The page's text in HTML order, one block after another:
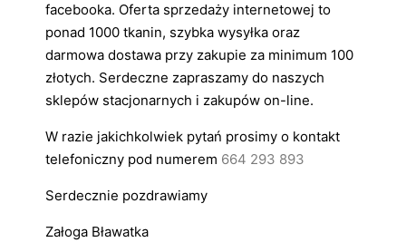
facebooka. Oferta sprzedaży internetowej to
ponad 1000 tkanin, szybka wysyłka oraz
darmowa dostawa przy zakupie za minimum 100
złotych. Serdeczne zapraszamy do naszych
sklepów stacjonarnych i zakupów on-line.
W razie jakichkolwiek pytań prosimy o kontakt
telefoniczny pod numerem 664 293 893
Serdecznie pozdrawiamy
Załoga Bławatka